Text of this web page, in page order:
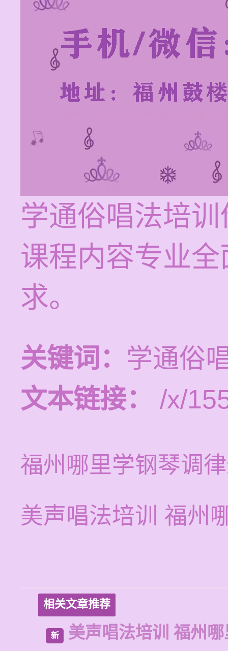
学通俗唱法培
课程内容专业
求。
关键词： 学通俗
文本链接：
/x/
福州哪里学钢琴调
美声唱法培训 福州
相关文章推荐
新 美声唱法培训 福州